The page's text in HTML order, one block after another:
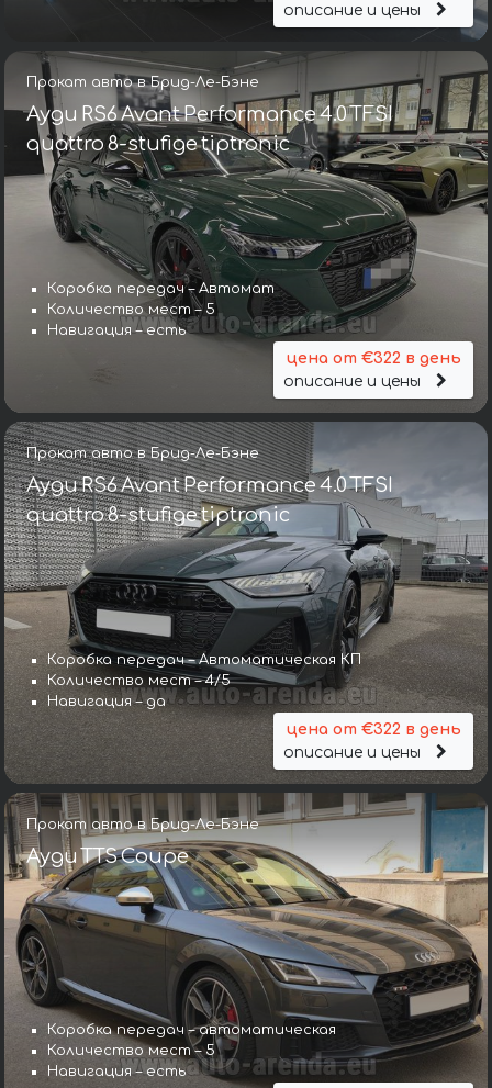
описание и цены
Прокат авто в Брид-Ле-Бэне
Ауди RS6 Avant Performance 4.0 TFSI
quattro 8-stufige tiptronic
Коробка передач – Автомат
Количество мест – 5
Навигация – есть
цена от €322 в день
описание и цены
Прокат авто в Брид-Ле-Бэне
Ауди RS6 Avant Performance 4.0 TFSI
quattro 8-stufige tiptronic
Коробка передач – Автоматическая КП
Количество мест – 4/5
Навигация – да
цена от €322 в день
описание и цены
Прокат авто в Брид-Ле-Бэне
Ауди TTS Coupe
Коробка передач – автоматическая
Количество мест – 5
Навигация – есть